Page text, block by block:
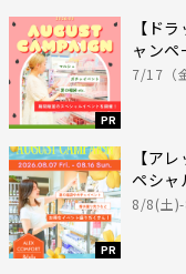
PR
【ド
ャンペ
7/17（
PR
【ア
ペシャ
8/8(土